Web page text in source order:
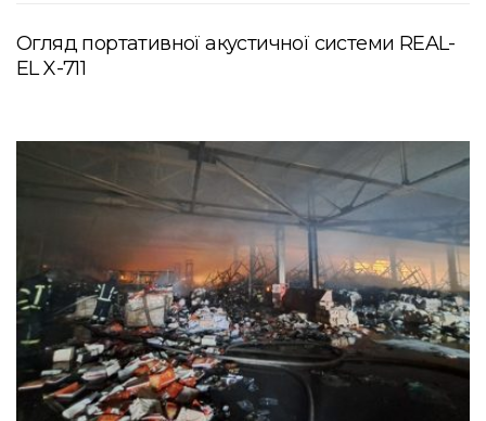
Огляд портативної акустичної системи REAL-
EL X-711